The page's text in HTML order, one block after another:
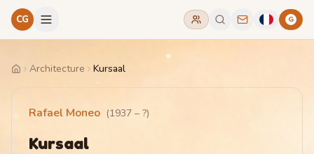
CG G
HomeArchitecture Kursaal
Rafael Moneo (1937 – ?)
Kursaal